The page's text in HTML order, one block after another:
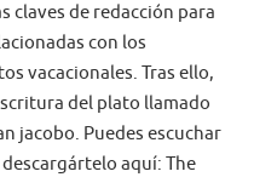
claves de redacción para
con los
vacacionales. Tras ello,
del plato llamado
jacobo. Puedes escuchar
aquí: The